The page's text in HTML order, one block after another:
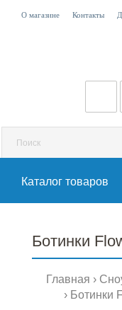
О магазине Контакты
Каталог товаров
Ботинки
Главная
Ботинки